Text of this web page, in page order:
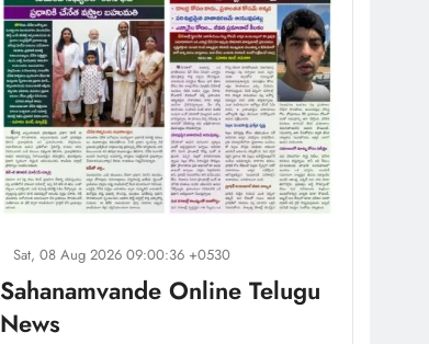
Sat, 08 Aug 2026 09:00:36 +0530
Sahanamvande Online Telugu
News